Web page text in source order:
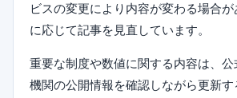
ビスの変更により内容が変わる場合
に応じて記事を見直しています。
重要な制度や数値に関する内容は、
機関の公開情報を確認しながら更新